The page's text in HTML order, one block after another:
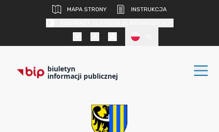
MAPA STRONY
INSTRUKCJA
biuletyn
informacji publicznej